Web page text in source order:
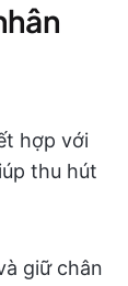
hợp với
thu hút
giữ chân